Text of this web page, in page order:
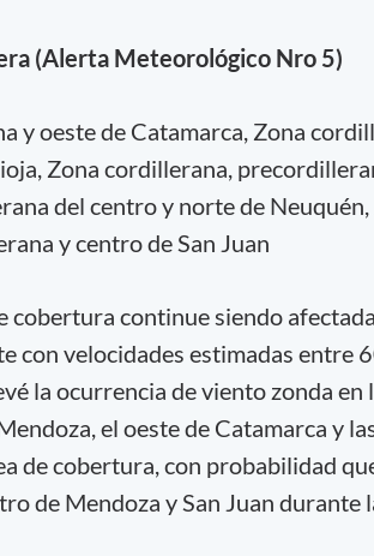
(Alerta Meteorológico Nro 5)
y oeste de Catamarca, Zona
Zona cordillerana,
del centro y norte de Neuquén,
y centro de San Juan
cobertura continue siendo
con velocidades estimadas entre
la ocurrencia de viento zonda en
el oeste de Catamarca y
de cobertura, con probabilidad
de Mendoza y San Juan durante